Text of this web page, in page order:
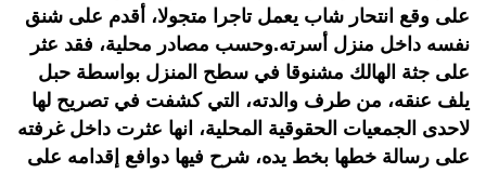
على وقع انتحار شاب يعمل تاجرا متجولا، أقدم على شنق
نفسه داخل منزل أسرته.وحسب مصادر محلية، فقد عثر
على جثة الهالك مشنوقا في سطح المنزل بواسطة حبل
يلف عنقه، من طرف والدته، التي كشفت في تصريح لها
لاحدى الجمعيات الحقوقية المحلية، انها عثرت داخل غرفته
على رسالة خطها بخط يده، شرح فيها دوافع إقدامه على